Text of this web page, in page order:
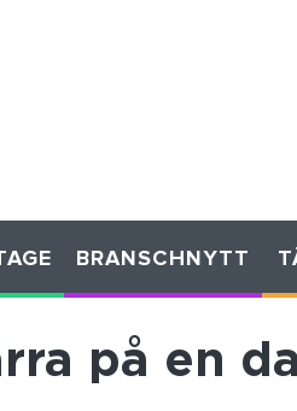
BRANSCHNYTT
på en